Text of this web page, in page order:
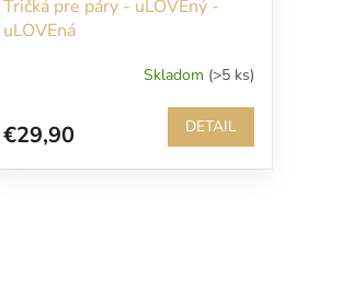
Tričká pre páry - uLOVEný -
uLOVEná
Skladom (>5 ks)
€29,90 DETAIL